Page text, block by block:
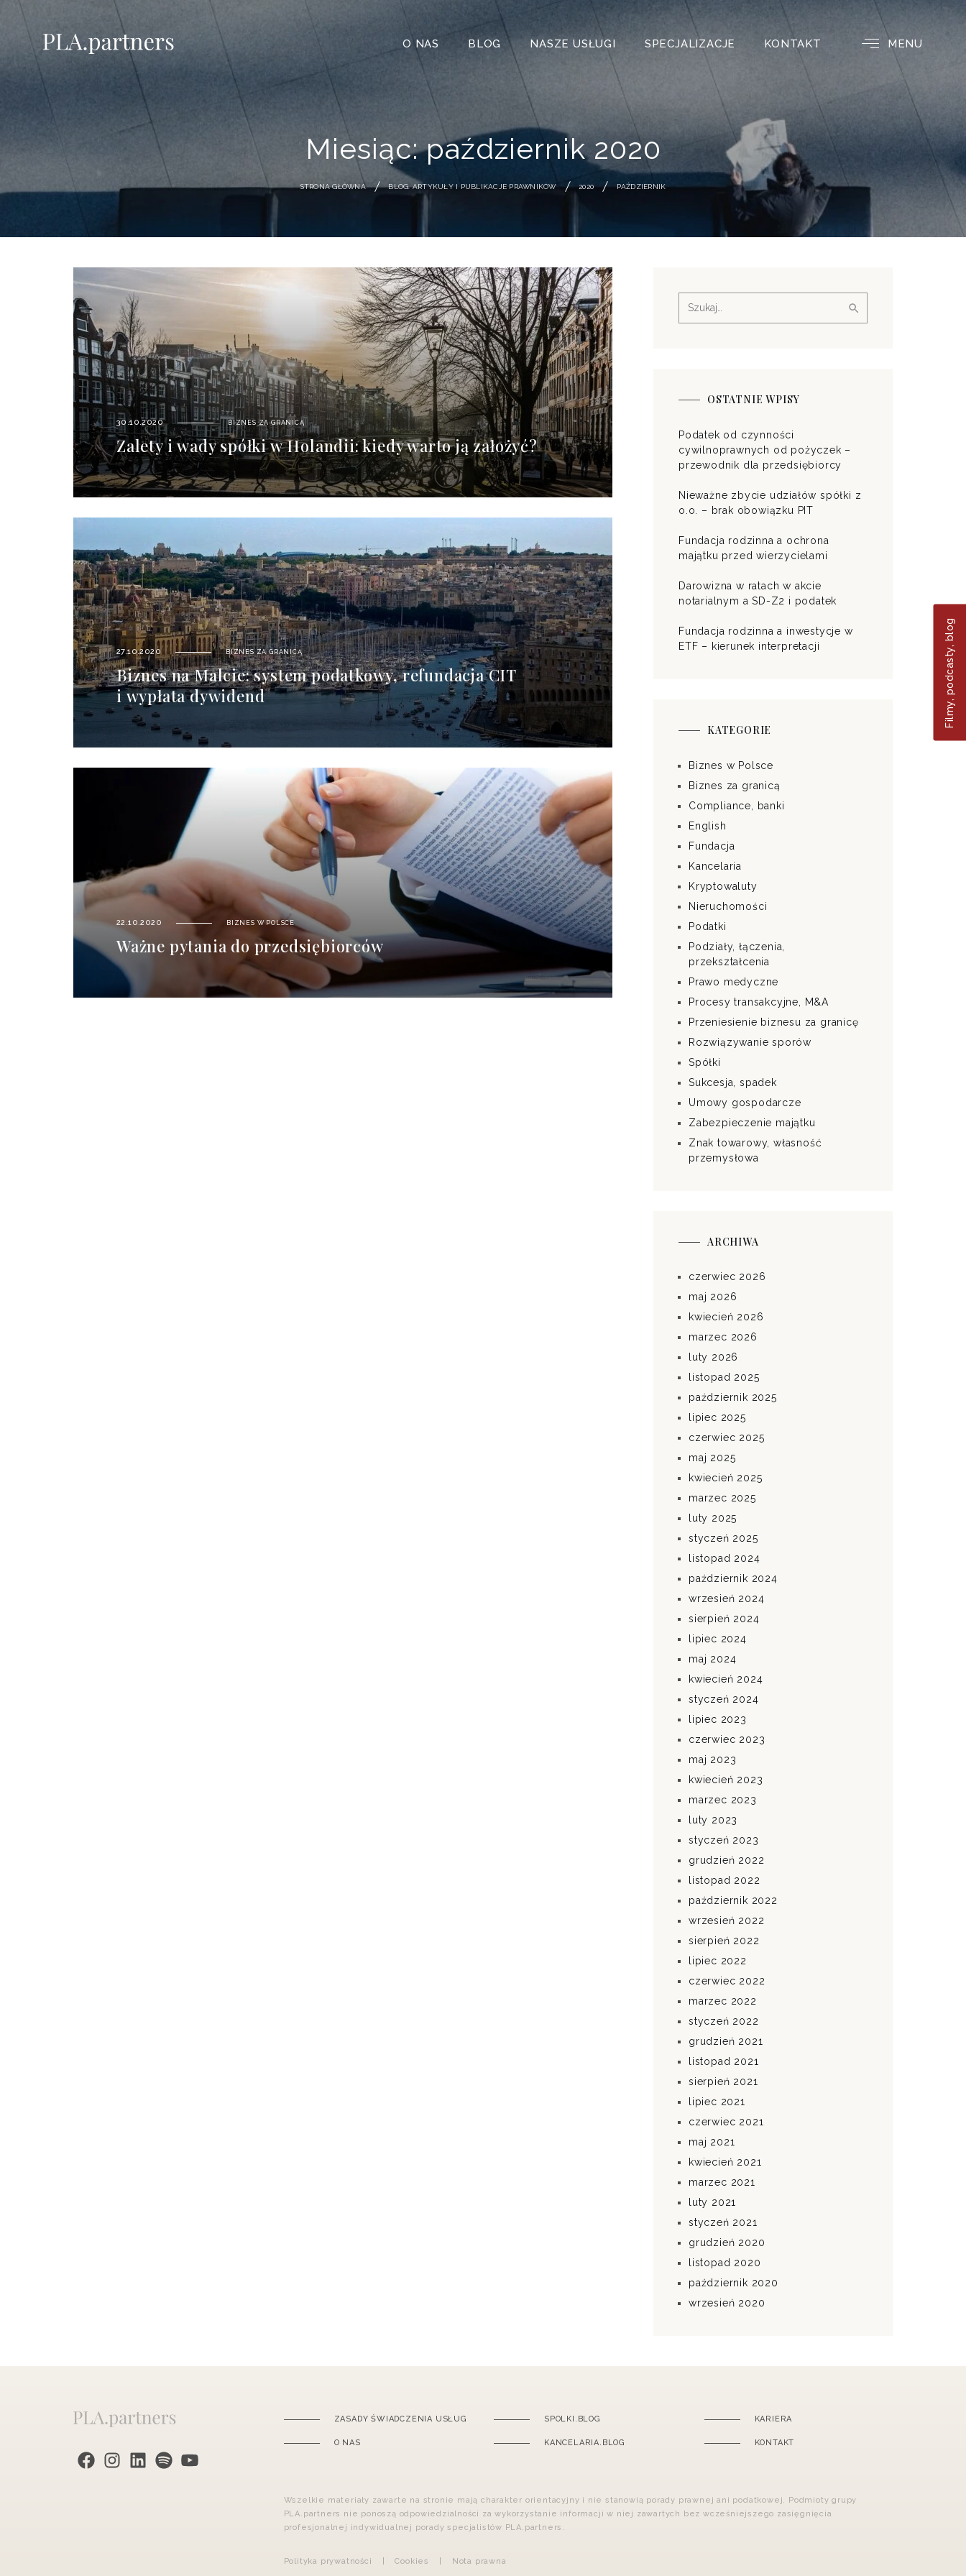
O NAS BLOG NASZE USŁUGI SPECJALIZACJE KONTAKT MENU
Miesiąc:październik 2020
STRONA GŁÓWNA BLOG. ARTYKUŁY I PUBLIKACJE PRAWNIKÓW 2020 PAŹDZIERNIK
30.10.2020 BIZNES ZA GRANICĄ
Zalety i wady spółki w Holandii: kiedy warto ją założyć?
27.10.2020 BIZNES ZA GRANICĄ
Biznes na Malcie: system podatkowy, refundacja CIT
i wypłata dywidend
22.10.2020 BIZNES W POLSCE
Ważne pytania do przedsiębiorców
OSTATNIE WPISY
Podatek od czynności
cywilnoprawnych od pożyczek –
przewodnik dla przedsiębiorcy
Nieważne zbycie udziałów spółki z
o.o. – brak obowiązku PIT
Fundacja rodzinna a ochrona
majątku przed wierzycielami
Darowizna w ratach w akcie
notarialnym a SD-Z2 i podatek
Fundacja rodzinna a inwestycje w
ETF – kierunek interpretacji
KATEGORIE
Biznes w Polsce
Biznes za granicą
Compliance, banki
English
Fundacja
Kancelaria
Kryptowaluty
Nieruchomości
Podatki
Podziały, łączenia,
przekształcenia
Prawo medyczne
Procesy transakcyjne, M&A
Przeniesienie biznesu za granicę
Rozwiązywanie sporów
Spółki
Sukcesja, spadek
Umowy gospodarcze
Zabezpieczenie majątku
Znak towarowy, własność
przemysłowa
ARCHIWA
czerwiec 2026
maj 2026
kwiecień 2026
marzec 2026
luty 2026
listopad 2025
październik 2025
lipiec 2025
czerwiec 2025
maj 2025
kwiecień 2025
marzec 2025
luty 2025
styczeń 2025
listopad 2024
październik 2024
wrzesień 2024
sierpień 2024
lipiec 2024
maj 2024
kwiecień 2024
styczeń 2024
lipiec 2023
czerwiec 2023
maj 2023
kwiecień 2023
marzec 2023
luty 2023
styczeń 2023
grudzień 2022
listopad 2022
październik 2022
wrzesień 2022
sierpień 2022
lipiec 2022
czerwiec 2022
marzec 2022
styczeń 2022
grudzień 2021
listopad 2021
sierpień 2021
lipiec 2021
czerwiec 2021
maj 2021
kwiecień 2021
marzec 2021
luty 2021
styczeń 2021
grudzień 2020
listopad 2020
październik 2020
wrzesień 2020
PLA.partners na Facebook
Instagram
PLA.partners na LinkedIn
PLA.partners na Spotify
ZASADY ŚWIADCZENIA USŁUG
O NAS
SPOLKI.BLOG
KANCELARIA.BLOG
KARIERA
KONTAKT
Wszelkie materiały zawarte na stronie mają charakter orientacyjny i nie stanowią porady prawnej ani podatkowej. Podmioty grupy
PLA.partners nie ponoszą odpowiedzialności za wykorzystanie informacji w niej zawartych bez wcześniejszego zasięgnięcia
profesjonalnej indywidualnej porady specjalistów PLA.partners.
Polityka prywatności Cookies Nota prawna
Filmy, podcasty, blog